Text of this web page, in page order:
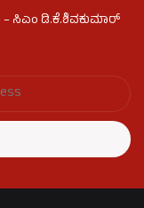
– ಸಿಎಂ ಡಿ.ಕೆ.ಶಿವಕುಮಾರ್